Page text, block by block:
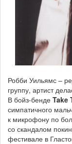
Робби Уильямс –
группу, артист
В бойз-бенде Take
симпатичного
к микрофону по
со скандалом
фестивале в